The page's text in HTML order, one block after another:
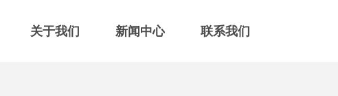
关于我们 新闻中心 联系我们